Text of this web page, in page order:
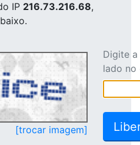
IP 216.73.216.68,
[trocar imagem]
Digite
lado no